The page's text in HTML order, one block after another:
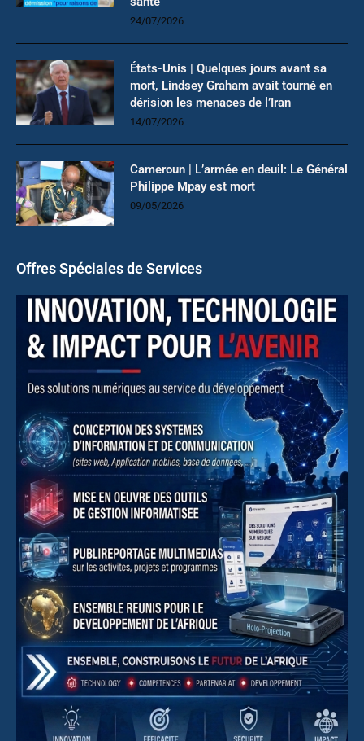
24/07/2026
États-Unis | Quelques jours avant sa
mort, Lindsey Graham avait tourné en
dérision les menaces de l’Iran
14/07/2026
Cameroun | L’armée en deuil: Le Général
Philippe Mpay est mort
09/05/2026
Offres Spéciales de Services